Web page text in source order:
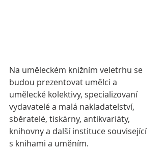
Na uměleckém knižním veletrhu se
budou prezentovat umělci a
umělecké kolektivy, specializovaní
vydavatelé a malá nakladatelství,
sběratelé, tiskárny, antikvariáty,
knihovny a další instituce související
s knihami a uměním.